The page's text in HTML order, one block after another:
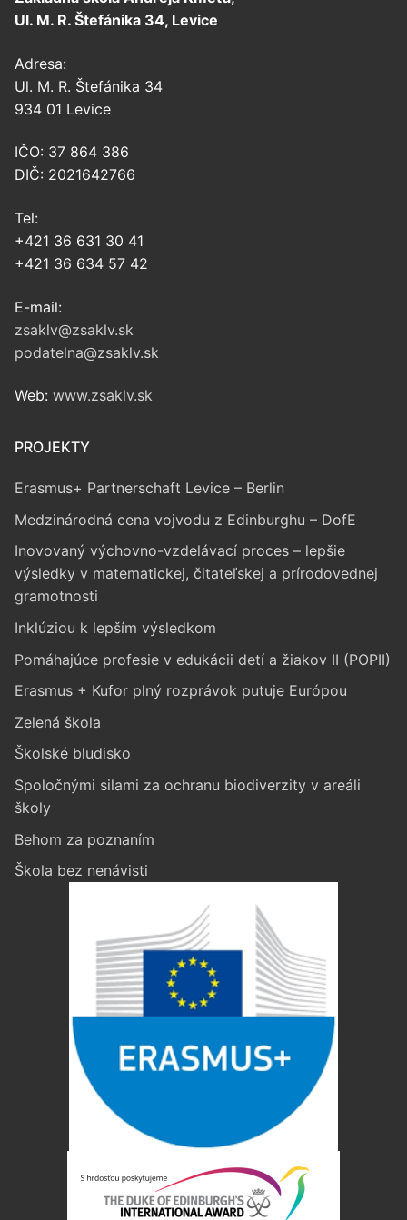
Ul. M. R. Štefánika 34, Levice
Adresa:
Ul. M. R. Štefánika 34
934 01 Levice
IČO: 37 864 386
DIČ: 2021642766
Tel:
+421 36 631 30 41
+421 36 634 57 42
E-mail:
zsaklv@zsaklv.sk
podatelna@zsaklv.sk
Web: www.zsaklv.sk
PROJEKTY
Erasmus+ Partnerschaft Levice – Berlin
Medzinárodná cena vojvodu z Edinburghu – DofE
Inovovaný výchovno-vzdelávací proces – lepšie
výsledky v matematickej, čitateľskej a prírodovednej
gramotnosti
Inklúziou k lepším výsledkom
Pomáhajúce profesie v edukácii detí a žiakov II (POPII)
Erasmus + Kufor plný rozprávok putuje Európou
Zelená škola
Školské bludisko
Spoločnými silami za ochranu biodiverzity v areáli
školy
Behom za poznaním
Škola bez nenávisti